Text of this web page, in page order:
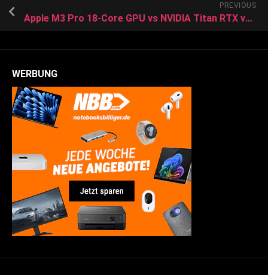
PREVIOUS
Apple M3 Pro 18-Core GPU vs NVIDIA Titan RTX vs NVIDIA GeForce RTX 2080 Max-Q
WERBUNG